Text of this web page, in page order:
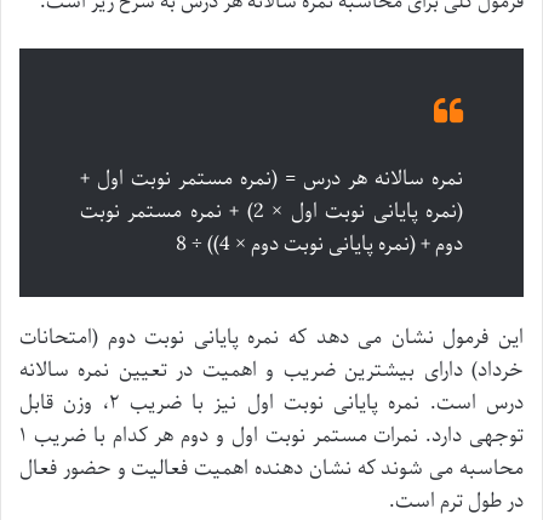
نمره سالانه هر درس = (نمره مستمر نوبت اول +
(نمره پایانی نوبت اول × 2) + نمره مستمر نوبت
دوم + (نمره پایانی نوبت دوم × 4)) ÷ 8
این فرمول نشان می دهد که نمره پایانی نوبت دوم (امتحانات
خرداد) دارای بیشترین ضریب و اهمیت در تعیین نمره سالانه
درس است. نمره پایانی نوبت اول نیز با ضریب ۲، وزن قابل
توجهی دارد. نمرات مستمر نوبت اول و دوم هر کدام با ضریب ۱
محاسبه می شوند که نشان دهنده اهمیت فعالیت و حضور فعال
در طول ترم است.